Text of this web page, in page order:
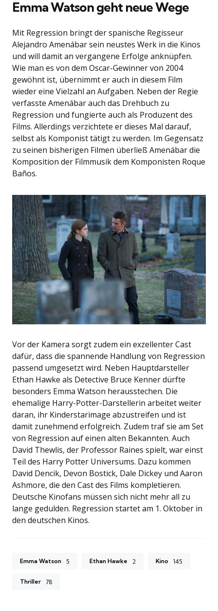
Emma Watson geht neue Wege
Mit Regression bringt der spanische Regisseur
Alejandro Amenábar sein neustes Werk in die Kinos
und will damit an vergangene Erfolge anknüpfen.
Wie man es von dem Oscar-Gewinner von 2004
gewöhnt ist, übernimmt er auch in diesem Film
wieder eine Vielzahl an Aufgaben. Neben der Regie
verfasste Amenábar auch das Drehbuch zu
Regression und fungierte auch als Produzent des
Films. Allerdings verzichtete er dieses Mal darauf,
selbst als Komponist tätigt zu werden. Im Gegensatz
zu seinen bisherigen Filmen überließ Amenábar die
Komposition der Filmmusik dem Komponisten Roque
Baños.
Vor der Kamera sorgt zudem ein exzellenter Cast
dafür, dass die spannende Handlung von Regression
passend umgesetzt wird. Neben Hauptdarsteller
Ethan Hawke als Detective Bruce Kenner dürfte
besonders Emma Watson herausstechen. Die
ehemalige Harry-Potter-Darstellerin arbeitet weiter
daran, ihr Kinderstarimage abzustreifen und ist
damit zunehmend erfolgreich. Zudem traf sie am Set
von Regression auf einen alten Bekannten. Auch
David Thewlis, der Professor Raines spielt, war einst
Teil des Harry Potter Universums. Dazu kommen
David Dencik, Devon Bostick, Dale Dickey und Aaron
Ashmore, die den Cast des Films kompletieren.
Deutsche Kinofans müssen sich nicht mehr all zu
lange gedulden. Regression startet am 1. Oktober in
den deutschen Kinos.
Emma Watson 5 Ethan Hawke 2 Kino 145
Thriller 78